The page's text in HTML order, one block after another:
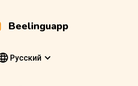
Beelinguapp
Pусский